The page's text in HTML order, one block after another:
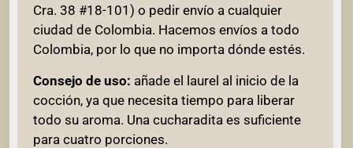
Cra. 38 #18-101) o pedir envío a cualquier
ciudad de Colombia. Hacemos envíos a todo
Colombia, por lo que no importa dónde estés.
Consejo de uso: añade el laurel al inicio de la
cocción, ya que necesita tiempo para liberar
todo su aroma. Una cucharadita es suficiente
para cuatro porciones.